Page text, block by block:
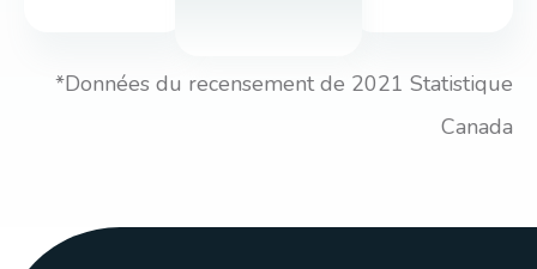
*Données du recensement de 2021 Statistique
Canada